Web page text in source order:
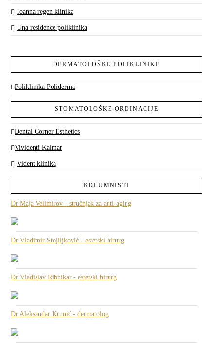
Ioanna regen klinika
Una residence poliklinika
DERMATOLOŠKE POLIKLINIKE
Poliklinika Poliderma
STOMATOLOŠKE ORDINACIJE
Dental Corner Esthetics
Vividenti Kalmar
Vident klinika
KOLUMNISTI
Dr Maja Velimirov - stručnjak za anti-aging
Dr Vladimir Stojiljković - estetski hirurg
Dr Vladislav Ribnikar - estetski hirurg
Dr Aleksandar Krunić - dermatolog